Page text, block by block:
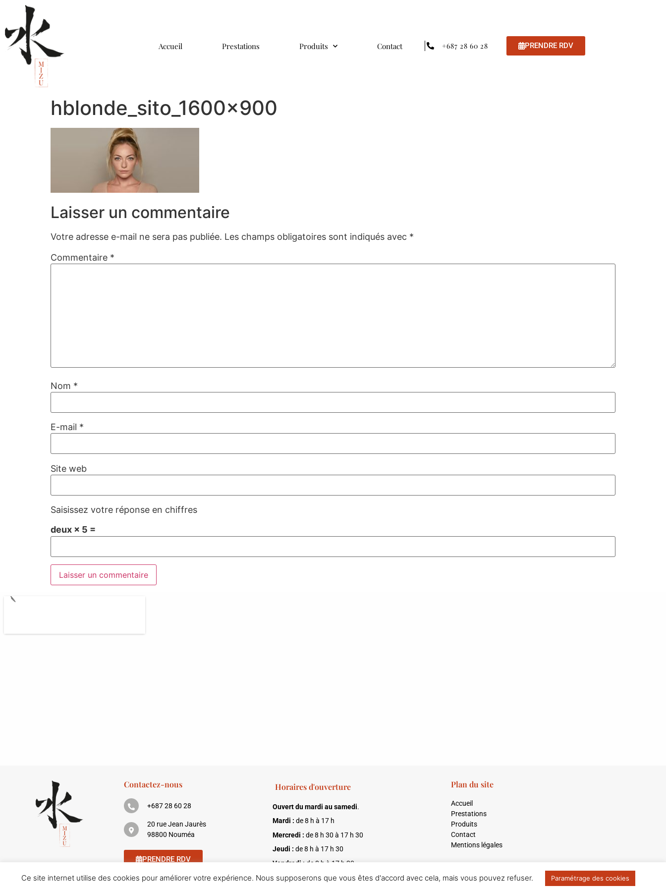
Accueil Prestations Produits Contact +687 28 60 28 PRENDRE RDV
hblonde_sito_1600x900
Laisser un commentaire
Votre adresse e-mail ne sera pas publiée. Les champs obligatoires sont indiqués avec *
Commentaire *
Nom *
E-mail *
Site web
Saisissez votre réponse en chiffres
deux × 5 =
Contactez-nous
+687 28 60 28
20 rue Jean Jaurès
98800 Nouméa
PRENDRE RDV
Horaires d'ouverture
Ouvert du mardi au samedi.
Mardi : de 8 h à 17 h
Mercredi : de 8 h 30 à 17 h 30
Jeudi : de 8 h à 17 h 30
Vendredi : de 8 h à 17 h 30
Samedi :de 8 h à 17 h 30
Plan du site
Accueil
Prestations
Produits
Contact
Mentions légales
Ce site internet utilise des cookies pour améliorer votre expérience. Nous supposerons que vous êtes d'accord avec cela, mais vous pouvez refuser. Paramétrage des cookies